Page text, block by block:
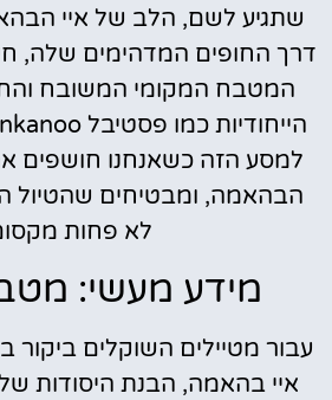
שתגיע לשם, הלב של איי
דרך החופים המדהימים שלה,
המטבח המקומי המשובח
למסע הזה כשאנחנו חושפים
הבהאמה, ומבטיחים שהטיול
לא פחות
מידע מעשי:
עבור מטיילים השוקלים ביקור
איי בהאמה, הבנת היסודות של